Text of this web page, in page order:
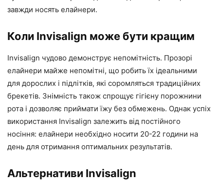
завжди носять елайнери.
Коли Invisalign може бути кращим
Invisalign чудово демонструє непомітність. Прозорі
елайнери майже непомітні, що робить їх ідеальними
для дорослих і підлітків, які соромляться традиційних
брекетів. Знімність також спрощує гігієну порожнини
рота і дозволяє приймати їжу без обмежень. Однак успіх
використання Invisalign залежить від постійного
носіння: елайнери необхідно носити 20-22 години на
день для отримання оптимальних результатів.
Альтернативи Invisalign